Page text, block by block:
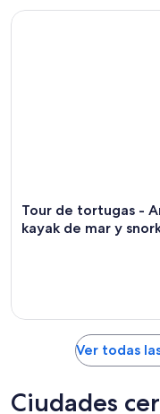
Tour de tortugas -
kayak de mar y
Tour de tortugas -
Ver todas
Ciudades